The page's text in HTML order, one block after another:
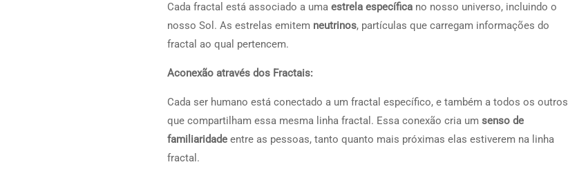
Cada fractal está associado a uma estrela específica no nosso universo, incluindo o
nosso Sol. As estrelas emitem neutrinos, partículas que carregam informações do
fractal ao qual pertencem.
Aconexão através dos Fractais:
Cada ser humano está conectado a um fractal específico, e também a todos os outros
que compartilham essa mesma linha fractal. Essa conexão cria um senso de
familiaridade entre as pessoas, tanto quanto mais próximas elas estiverem na linha
fractal.